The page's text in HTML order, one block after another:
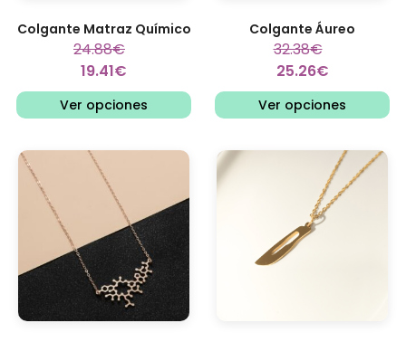
Colgante Matraz Químico
24.88€
19.41€
Ver opciones
Colgante Áureo
32.38€
25.26€
Ver opciones